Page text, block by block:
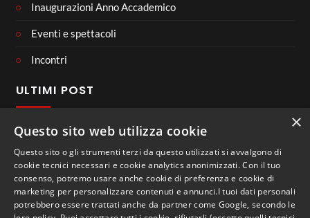
Inaugurazioni Anno Accademico
Eventi e spettacoli
Incontri
ULTIMI POST
CONNECT WITH US
×
Questo sito web utilizza cookie
Questo sito o gli strumenti terzi da questo utilizzati si avvalgono di
cookie tecnici necessari e cookie analytics anonimizzati. Con il tuo
consenso, potremo usare anche cookie di preferenza e cookie di
marketing per personalizzare contenuti e annunci.I tuoi dati personali
potrebbero essere trattati anche da partner come Google, secondo le